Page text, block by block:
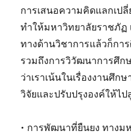
การเสนอความคิดแลกเปลี่
ทำให้มหาวิทยาลัยราชภัฏ
ทางด้านวิชาการแล้วก็กา
รวมถึงการวิวัฒนาการศึก
ว่าเราเน้นในเรื่องงานศึ
วิจัยและปรับปรุงองค์ให้ไ
• การพัฒนาที่ยืนยง ทางม